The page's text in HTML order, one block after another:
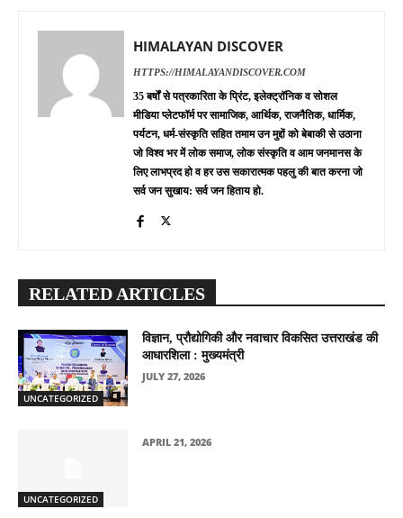
HIMALAYAN DISCOVER
HTTPS://HIMALAYANDISCOVER.COM
35 बर्षों से पत्रकारिता के प्रिंट, इलेक्ट्रॉनिक व सोशल
मीडिया प्लेटफॉर्म पर सामाजिक, आर्थिक, राजनैतिक, धार्मिक,
पर्यटन, धर्म-संस्कृति सहित तमाम उन मुद्दों को बेबाकी से उठाना
जो विश्व भर में लोक समाज, लोक संस्कृति व आम जनमानस के
लिए लाभप्रद हो व हर उस सकारात्मक पहलु की बात करना जो
सर्व जन सुखाय: सर्व जन हिताय हो.
RELATED ARTICLES
UNCATEGORIZED
विज्ञान, प्रौद्योगिकी और नवाचार विकसित उत्तराखंड की
आधारशिला : मुख्यमंत्री
JULY 27, 2026
UNCATEGORIZED
APRIL 21, 2026